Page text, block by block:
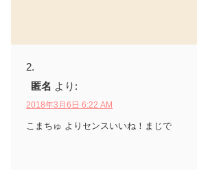
匿名 より:
2018年3月6日 6:22 AM
こまちゅ よりセンスいいね！まじで